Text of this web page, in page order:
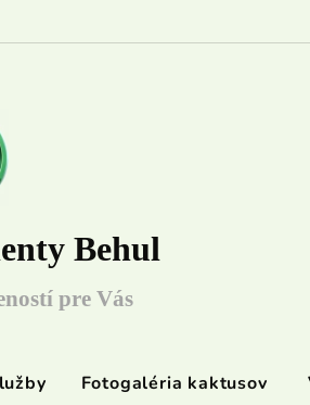
Behul
pre Vás
Fotogaléria kaktusov